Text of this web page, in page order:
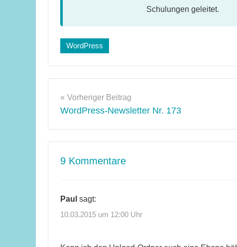
Schulungen geleitet.
Schlagwörter:
WordPress
Beitragsnavigation
Vorheriger Beitrag
WordPress-Newsletter Nr. 173
9 Kommentare
Paul sagt:
10.03.2015 um 12:00 Uhr